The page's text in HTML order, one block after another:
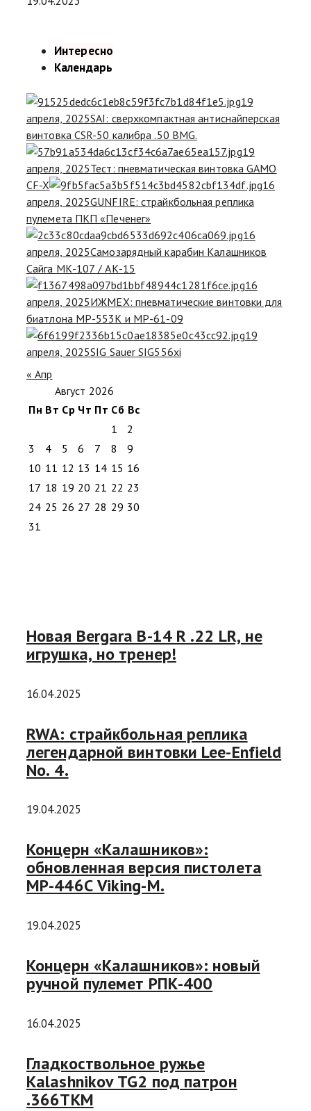
Интересно
Календарь
19
апреля, 2025SAI: сверхкомпактная антиснайперская
винтовка CSR-50 калибра .50 BMG.
19
апреля, 2025Тест: пневматическая винтовка GAMO
CF-X
16
апреля, 2025GUNFIRE: страйкбольная реплика
пулемета ПКП «Печенег»
16
апреля, 2025Самозарядный карабин Калашников
Сайга МК-107 / АК-15
16
апреля, 2025ИЖМЕХ: пневматические винтовки для
биатлона MP-553K и MP-61-09
19
апреля, 2025SIG Sauer SIG556xi
« Апр
Август 2026
Пн Вт Ср Чт Пт Сб Вс
1
2
3
4 5 6 7 8
9
10 11 12 13 14 15 16
17 18 19 20 21 22 23
24 25 26 27 28 29 30
31
Новая Bergara B-14 R .22 LR, не
игрушка, но тренер!
16.04.2025
RWA: страйкбольная реплика
легендарной винтовки Lee-Enfield
No. 4.
19.04.2025
Концерн «Калашников»:
обновленная версия пистолета
MP-446С Viking-M.
19.04.2025
Концерн «Калашников»: новый
ручной пулемет РПК-400
16.04.2025
Гладкоствольное ружье
Kalashnikov TG2 под патрон
.366ТКМ